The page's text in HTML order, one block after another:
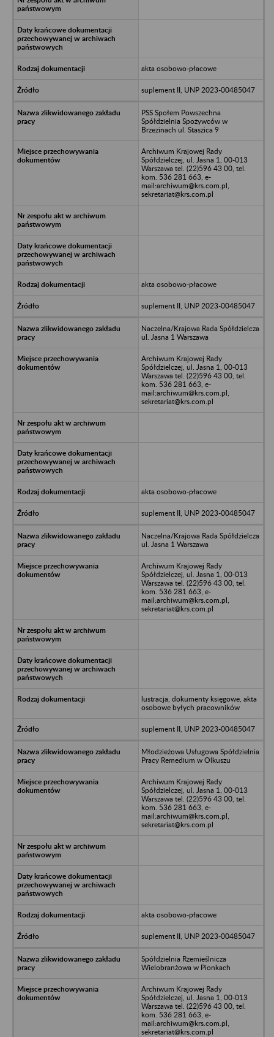
akta osobowo-płacowe
suplement II, UNP 2023-00485047
PSS Społem Powszechna
Spółdzielnia Spożywców w
Brzezinach ul. Staszica 9
Archiwum Krajowej Rady
Spółdzielczej, ul. Jasna 1, 00-013
Warszawa tel. (22)596 43 00, tel.
kom. 536 281 663, e-
mail:archiwum@krs.com.pl,
sekretariat@krs.com.pl
akta osobowo-płacowe
suplement II, UNP 2023-00485047
Naczelna/Krajowa Rada Spółdzielcza
ul. Jasna 1 Warszawa
Archiwum Krajowej Rady
Spółdzielczej, ul. Jasna 1, 00-013
Warszawa tel. (22)596 43 00, tel.
kom. 536 281 663, e-
mail:archiwum@krs.com.pl,
sekretariat@krs.com.pl
akta osobowo-płacowe
suplement II, UNP 2023-00485047
Naczelna/Krajowa Rada Spółdzielcza
ul. Jasna 1 Warszawa
Archiwum Krajowej Rady
Spółdzielczej, ul. Jasna 1, 00-013
Warszawa tel. (22)596 43 00, tel.
kom. 536 281 663, e-
mail:archiwum@krs.com.pl,
sekretariat@krs.com.pl
lustracja, dokumenty księgowe, akta
osobowe byłych pracowników
suplement II, UNP 2023-00485047
Młodzieżowa Usługowa Spółdzielnia
Pracy Remedium w Olkuszu
Archiwum Krajowej Rady
Spółdzielczej, ul. Jasna 1, 00-013
Warszawa tel. (22)596 43 00, tel.
kom. 536 281 663, e-
mail:archiwum@krs.com.pl,
sekretariat@krs.com.pl
akta osobowo-płacowe
suplement II, UNP 2023-00485047
Spółdzielnia Rzemieślnicza
Wielobranżowa w Pionkach
Archiwum Krajowej Rady
Spółdzielczej, ul. Jasna 1, 00-013
Warszawa tel. (22)596 43 00, tel.
kom. 536 281 663, e-
mail:archiwum@krs.com.pl,
sekretariat@krs.com.pl